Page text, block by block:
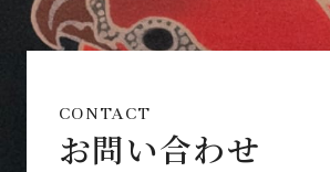
CONTACT
お問い合わせ